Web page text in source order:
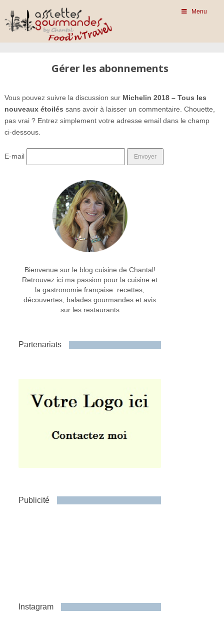
Menu
Gérer les abonnements
Vous pouvez suivre la discussion sur Michelin 2018 – Tous les
nouveaux étoilés sans avoir à laisser un commentaire. Chouette,
pas vrai ? Entrez simplement votre adresse email dans le champ
ci-dessous.
E-mail
Bienvenue sur le blog cuisine de Chantal!
Retrouvez ici ma passion pour la cuisine et
la gastronomie française: recettes,
découvertes, balades gourmandes et avis
sur les restaurants
Partenariats
Publicité
Instagram